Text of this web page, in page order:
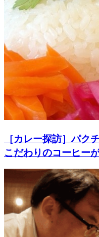
［カレー探訪］パク
こだわりのコーヒー